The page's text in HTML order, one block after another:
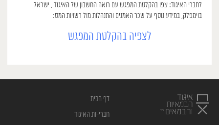
לחברי האיגוד: צפו בהקלטת המפגש עם רואה החשבון של האיגוד , ישראל
בוימפלק, במידע נוסף על שכר האמנים והתנהלות מול רשויות המס:
לצפיה בהקלטת המפגש
דף הבית
חברי-ות האיגוד